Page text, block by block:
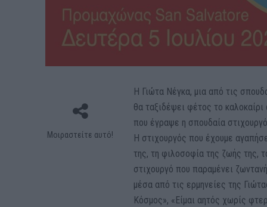
Μοιραστείτε αυτό!
Η Γιώτα Νέγκα, μια από τις
θα ταξιδέψει φέτος το
που έγραψε η σπουδαία
Η στιχουργός που έχουμε
της, τη φιλοσοφία της ζωής της,
στιχουργό που παραμένει
μέσα από τις ερμηνείες της
Κόσμος», «Είμαι αητός χωρίς